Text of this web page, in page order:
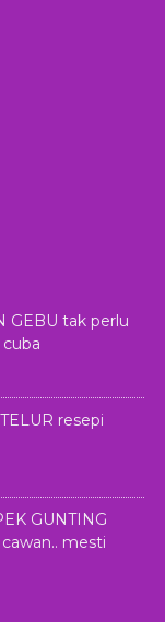
GEBU tak perlu
resepi
GUNTING
mesti